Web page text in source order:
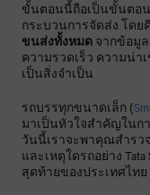
ขั้นตอนนี้ถือเป็นขั้นตอ
กระบวนการจัดส่ง โดย
ขนส่งทั้งหมดจากข้อมูล
ความรวดเร็ว ความน่
เป็นสิ่งจำเป็น
รถบรรทุกขนาดเล็ก (
มาเป็นหัวใจสำคัญในก
วันนี้เราจะพาคุณสำรว
และเหตุใดรถอย่าง
สุดท้ายของประเทศไทย